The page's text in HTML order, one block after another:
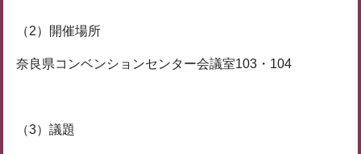
（2）開催場所
奈良県コンベンションセンター会議室103・104
（3）議題